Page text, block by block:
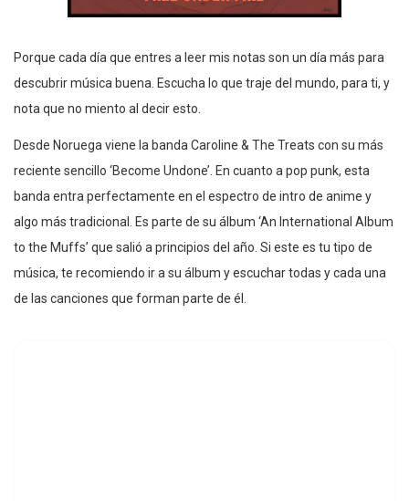
Porque cada día que entres a leer mis notas son un día más para
descubrir música buena. Escucha lo que traje del mundo, para ti, y
nota que no miento al decir esto.
Desde Noruega viene la banda Caroline & The Treats con su más
reciente sencillo ‘Become Undone’. En cuanto a pop punk, esta
banda entra perfectamente en el espectro de intro de anime y
algo más tradicional. Es parte de su álbum ‘An International Album
to the Muffs’ que salió a principios del año. Si este es tu tipo de
música, te recomiendo ir a su álbum y escuchar todas y cada una
de las canciones que forman parte de él.